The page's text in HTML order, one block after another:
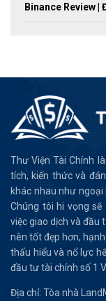
Binance Review |
Thư Viện Tài Chính
tích, kiến thức và
khác nhau như ngoại
Chúng tôi hi vọng
việc giao dịch và đầu
nên tốt đẹp hơn,
thấu hiểu và nổ lực
đầu tư tài chính số 1
Địa chỉ: Tòa nhà